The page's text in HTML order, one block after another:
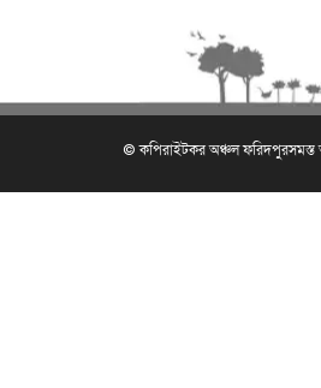
© কপিরাইটকর অঞ্চল ফরিদপুরসমস্ত